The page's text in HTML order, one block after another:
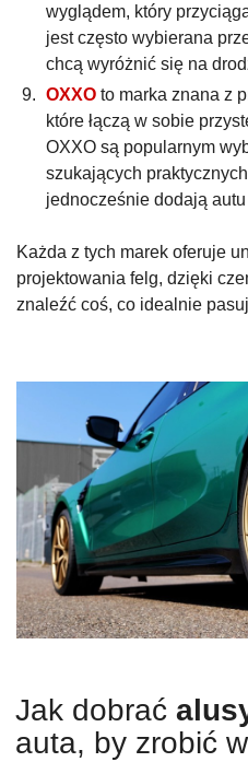
wyglądem, który
jest często wybierana
chcą wyróżnić się na
OXXO to marka znana z
które łączą w sobie
OXXO są popularnym
szukających
jednocześnie dodają
Każda z tych marek oferuje
projektowania felg, dzięki
znaleźć coś, co idealnie
Jak dobrać
auta, by zrobić